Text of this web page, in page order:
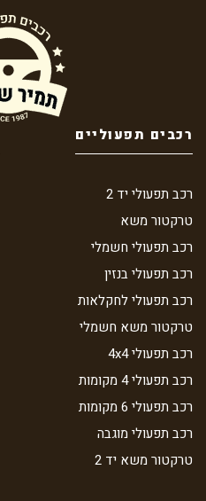
רכבים תפעוליים
רכב תפעולי יד 2
טרקטור משא
רכב תפעולי חשמלי
רכב תפעולי בנזין
רכב תפעולי לחקלאות
טרקטור משא חשמלי
רכב תפעולי 4x4
רכב תפעולי 4 מקומות
רכב תפעולי 6 מקומות
רכב תפעולי מוגבה
טרקטור משא יד 2